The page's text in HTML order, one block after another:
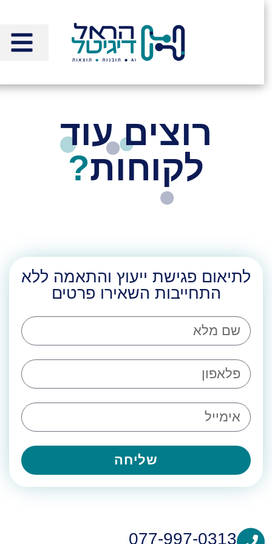
רוצים עוד
לקוחות?
לתיאום פגישת ייעוץ והתאמה ללא
התחייבות השאירו פרטים
שליחה
077-997-0313